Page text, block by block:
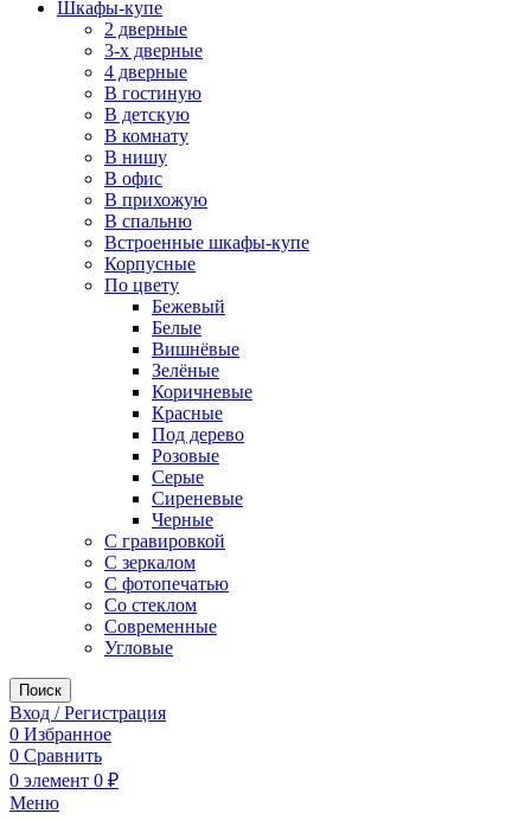
Шкафы-купе
2 дверные
3-х дверные
4 дверные
В гостиную
В детскую
В комнату
В нишу
В офис
В прихожую
В спальню
Встроенные шкафы-купе
Корпусные
По цвету
Бежевый
Белые
Вишнёвые
Зелёные
Коричневые
Красные
Под дерево
Розовые
Серые
Сиреневые
Черные
С гравировкой
С зеркалом
С фотопечатью
Со стеклом
Современные
Угловые
Поиск
Вход / Регистрация
0 Избранное
0 Сравнить
0 элемент 0 ₽
Меню